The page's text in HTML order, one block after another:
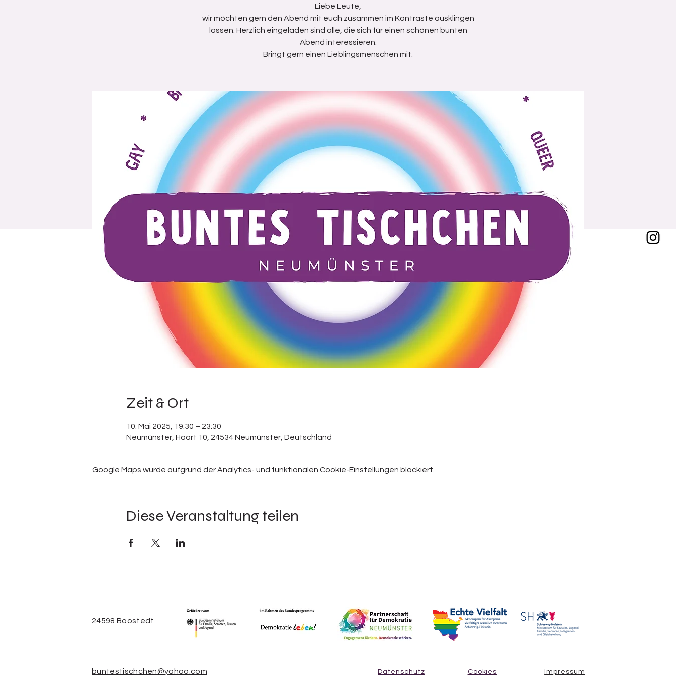
Liebe Leute,
wir möchten gern den Abend mit euch zusammen im Kontraste ausklingen
lassen. Herzlich eingeladen sind alle, die sich für einen schönen bunten
Abend interessieren.
Bringt gern einen Lieblingsmenschen mit.
Zeit & Ort
10. Mai 2025, 19:30 – 23:30
Neumünster, Haart 10, 24534 Neumünster, Deutschland
Google Maps wurde aufgrund der Analytics- und funktionalen Cookie-Einstellungen blockiert.
Diese Veranstaltung teilen
24598 Boostedt
buntestischchen@yahoo.com Datenschutz Cookies Impressum